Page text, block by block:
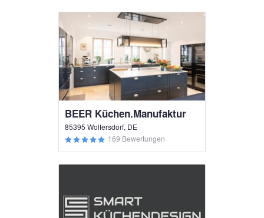
BEER Küchen.Manufaktur
85395 Wolfersdorf, DE
169 Bewertungen